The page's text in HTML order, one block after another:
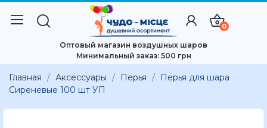
0
Оптовый магазин воздушных шаров
Минимальный заказ: 500 грн
Главная Аксессуары Перья
Перья для шара
Сиреневые 100 шт УП